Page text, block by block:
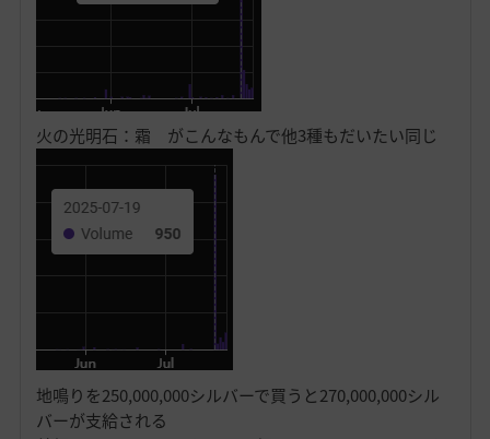
火の光明石：霜 がこんなもんで他3種もだいたい同じ
地鳴りを250,000,000シルバーで買うと270,000,000シル
バーが支給される